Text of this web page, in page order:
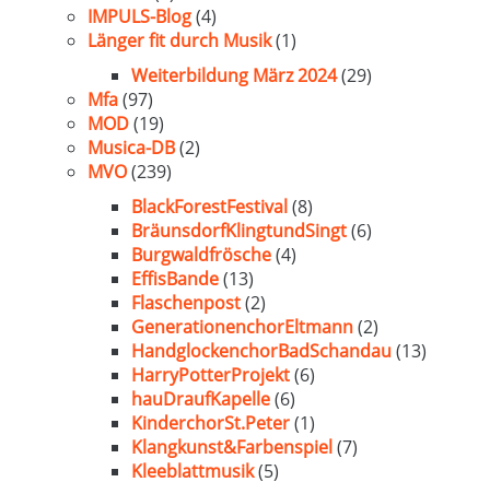
IMPULS-Blog(4)
Länger fit durch Musik(1)
Weiterbildung März 2024(29)
Mfa(97)
MOD(19)
Musica-DB(2)
MVO(239)
BlackForestFestival(8)
BräunsdorfKlingtundSingt(6)
Burgwaldfrösche(4)
EffisBande(13)
Flaschenpost(2)
GenerationenchorEltmann(2)
HandglockenchorBadSchandau(13)
HarryPotterProjekt(6)
hauDraufKapelle(6)
KinderchorSt.Peter(1)
Klangkunst&Farbenspiel(7)
Kleeblattmusik(5)